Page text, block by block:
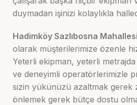
duymadan işinizi kolaylıkla
Hadimköy Sazlıbosna
olarak müşterilerimize özenle
Yeterli ekipman, yeterli
ve deneyimli operatörlerimizle
sizin yükünüzü azaltmak gerek
önlemek gerek bütçe dostu